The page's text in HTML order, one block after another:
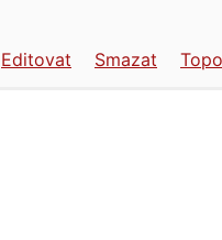
Editovat Smazat